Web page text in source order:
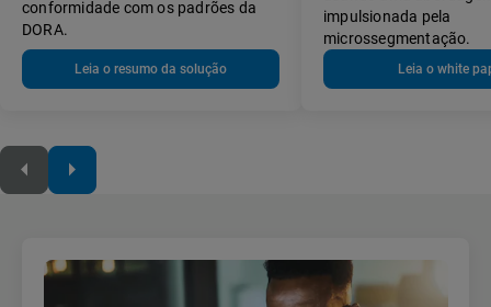
conformidade com os padrões da
DORA.
Leia o resumo da solução
impulsionada pela
microssegmentação.
Leia o white